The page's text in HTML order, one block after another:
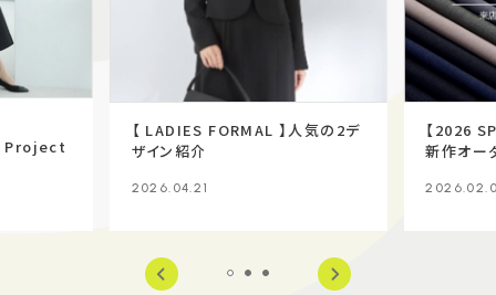
Project
【 LADIES FORMAL 】人気の2デ
ザイン紹介
2026.04.21
【2026
新作オー